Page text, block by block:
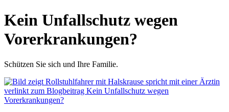
Kein Unfallschutz wegen
Vorerkrankungen?
Schützen Sie sich und Ihre Familie.